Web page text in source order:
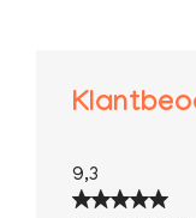
9,3